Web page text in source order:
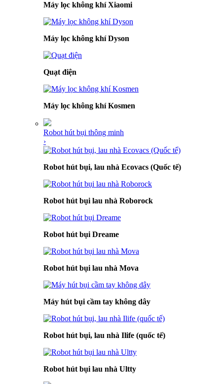
Máy lọc không khí Xiaomi
Máy lọc không khí Dyson
Quạt điện
Máy lọc không khí Kosmen
Robot hút bụi thông minh
›
Robot hút bụi, lau nhà Ecovacs (Quốc tế)
Robot hút bụi lau nhà Roborock
Robot hút bụi Dreame
Robot hút bụi lau nhà Mova
Máy hút bụi cầm tay không dây
Robot hút bụi, lau nhà Ilife (quốc tế)
Robot hút bụi lau nhà Ultty